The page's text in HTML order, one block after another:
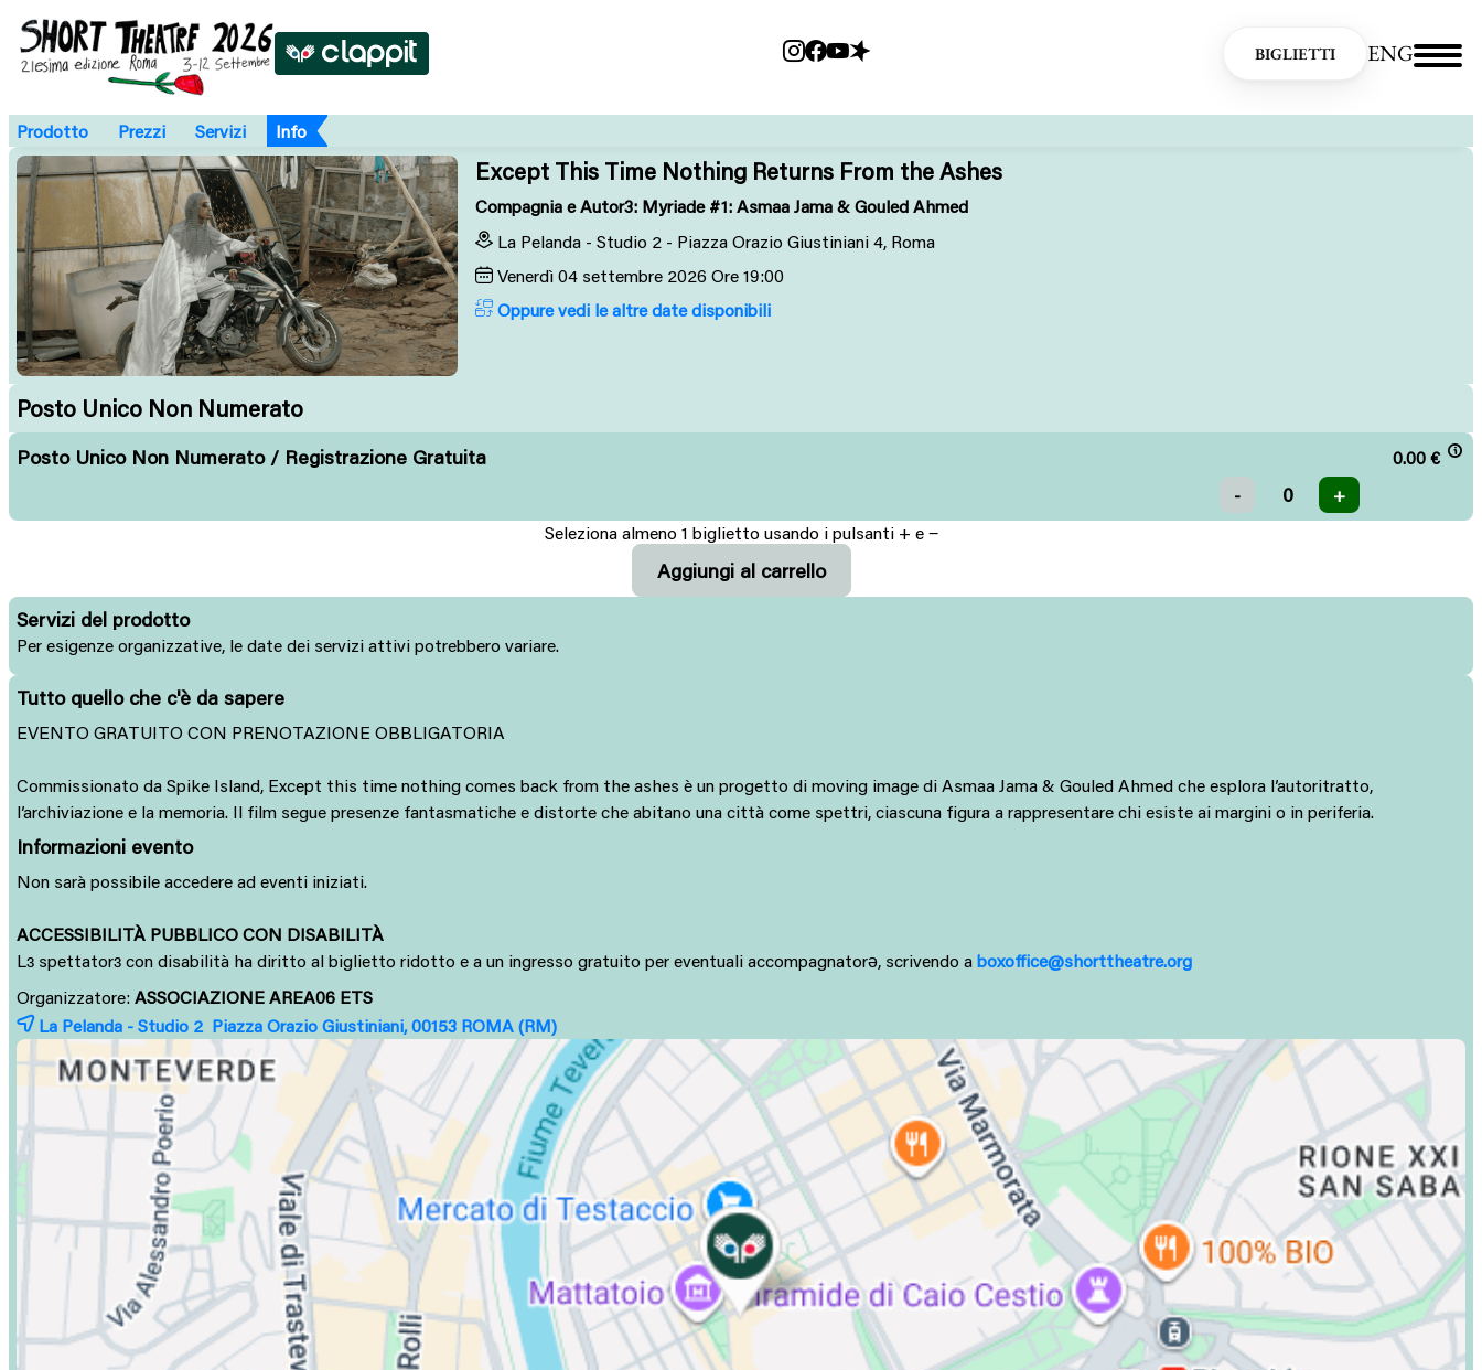
BIGLIETTI ENG
Prodotto Prezzi Servizi Info
Except This Time Nothing Returns From the Ashes
Compagnia e Autor3: Myriade #1: Asmaa Jama & Gouled Ahmed
La Pelanda - Studio 2 - Piazza Orazio Giustiniani 4, Roma
Venerdì 04 settembre 2026 Ore 19:00
Oppure vedi le altre date disponibili
Posto Unico Non Numerato
Posto Unico Non Numerato / Registrazione Gratuita 0.00 €
Seleziona almeno 1 biglietto usando i pulsanti + e −
Servizi del prodotto
Per esigenze organizzative, le date dei servizi attivi potrebbero variare.
Tutto quello che c'è da sapere
EVENTO GRATUITO CON PRENOTAZIONE OBBLIGATORIA
Commissionato da Spike Island, Except this time nothing comes back from the ashes è un progetto di moving image di Asmaa Jama & Gouled Ahmed che esplora l’autoritratto,
l’archiviazione e la memoria. Il film segue presenze fantasmatiche e distorte che abitano una città come spettri, ciascuna figura a rappresentare chi esiste ai margini o in periferia.
Informazioni evento
Non sarà possibile accedere ad eventi iniziati.
ACCESSIBILITÀ PUBBLICO CON DISABILITÀ
Lɜ spettatorɜ con disabilità ha diritto al biglietto ridotto e a un ingresso gratuito per eventuali accompagnatorə, scrivendo a boxoffice@shorttheatre.org
Organizzatore: ASSOCIAZIONE AREA06 ETS
La Pelanda - Studio 2 Piazza Orazio Giustiniani, 00153 ROMA(RM)